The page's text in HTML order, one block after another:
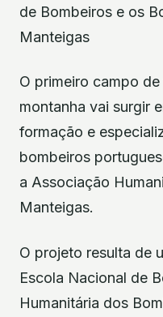
de Bombeiros e os
Manteigas
O primeiro campo
montanha vai surgir
formação e
bombeiros
a Associação
Manteigas.
O projeto resulta de
Escola Nacional de
Humanitária dos